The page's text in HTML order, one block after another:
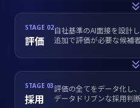
STAGE 02
評価
自社基準のAI面接を設計し
追加で評価が必要な候補
STAGE 03
採用
評価の全てをデータ化し、
データドリブンな採用判